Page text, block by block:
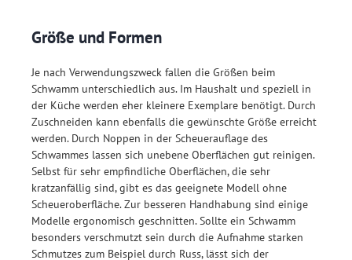
Größe und Formen
Je nach Verwendungszweck fallen die Größen beim
Schwamm unterschiedlich aus. Im Haushalt und speziell in
der Küche werden eher kleinere Exemplare benötigt. Durch
Zuschneiden kann ebenfalls die gewünschte Größe erreicht
werden. Durch Noppen in der Scheuerauflage des
Schwammes lassen sich unebene Oberflächen gut reinigen.
Selbst für sehr empfindliche Oberflächen, die sehr
kratzanfällig sind, gibt es das geeignete Modell ohne
Scheueroberfläche. Zur besseren Handhabung sind einige
Modelle ergonomisch geschnitten. Sollte ein Schwamm
besonders verschmutzt sein durch die Aufnahme starken
Schmutzes zum Beispiel durch Russ, lässt sich der